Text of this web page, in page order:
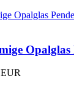
Opalglas